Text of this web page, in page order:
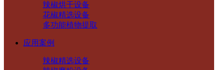
辣椒烘干设备
花椒精选设备
多功能植物提取
应用案例
辣椒精选设备